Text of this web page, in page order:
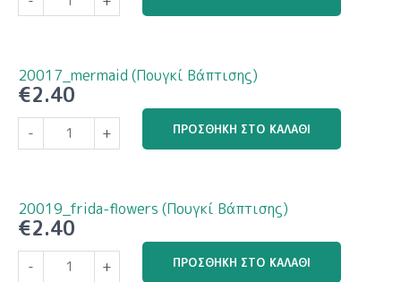
monogramm-
Βάπτισης)
ποσότητα
20017_mermaid (Πουγκί Βάπτισης)
€2.40
-
20017_mermaid
(Πουγκί
+ ΠΡΟΣΘΉΚΗ ΣΤΟ ΚΑΛΆΘΙ
20019_frida-flowers (Πουγκί Βάπτισης)
€2.40
-
20019_frida-
flowers
+ ΠΡΟΣΘΉΚΗ ΣΤΟ ΚΑΛΆΘΙ